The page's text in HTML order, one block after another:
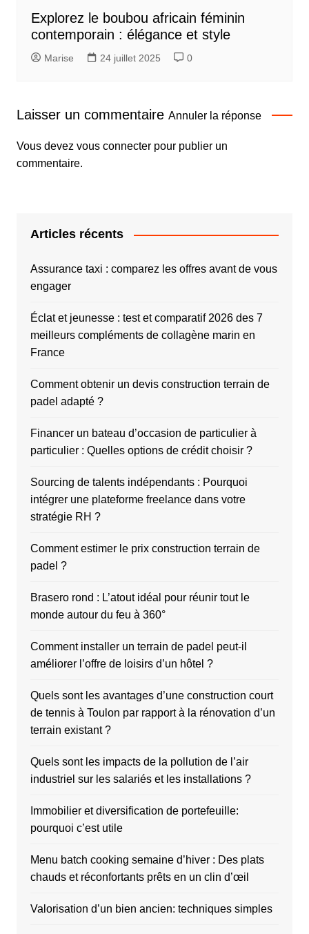
Explorez le boubou africain féminin
contemporain : élégance et style
Marise 24 juillet 2025 0
Laisser un commentaire Annuler la réponse
Vous devez vous connecterpour publier un
commentaire.
Articles récents
Assurance taxi : comparez les offres avant de vous
engager
Éclat et jeunesse : test et comparatif 2026 des 7
meilleurs compléments de collagène marin en
France
Comment obtenir un devis construction terrain de
padel adapté ?
Financer un bateau d’occasion de particulier à
particulier : Quelles options de crédit choisir ?
Sourcing de talents indépendants : Pourquoi
intégrer une plateforme freelance dans votre
stratégie RH ?
Comment estimer le prix construction terrain de
padel ?
Brasero rond : L’atout idéal pour réunir tout le
monde autour du feu à 360°
Comment installer un terrain de padel peut-il
améliorer l’offre de loisirs d’un hôtel ?
Quels sont les avantages d’une construction court
de tennis à Toulon par rapport à la rénovation d’un
terrain existant ?
Quels sont les impacts de la pollution de l’air
industriel sur les salariés et les installations ?
Immobilier et diversification de portefeuille:
pourquoi c’est utile
Menu batch cooking semaine d’hiver : Des plats
chauds et réconfortants prêts en un clin d’œil
Valorisation d’un bien ancien: techniques simples